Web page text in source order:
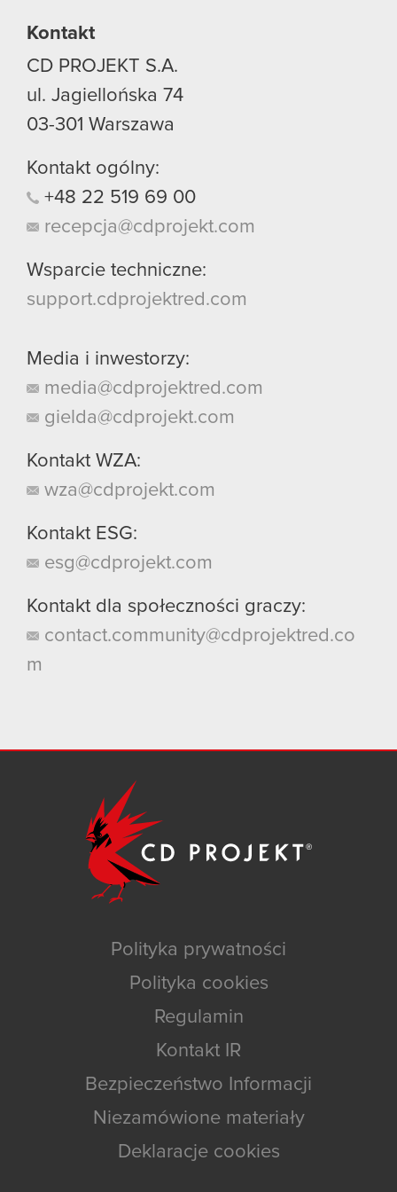
Kontakt
CD PROJEKT S.A.
ul. Jagiellońska 74
03-301 Warszawa
Kontakt ogólny:
+48 22 519 69 00
recepcja@cdprojekt.com
Wsparcie techniczne:
support.cdprojektred.com
Media i inwestorzy:
media@cdprojektred.com
gielda@cdprojekt.com
Kontakt WZA:
wza@cdprojekt.com
Kontakt ESG:
esg@cdprojekt.com
Kontakt dla społeczności graczy:
contact.community@cdprojektred.co
m
Polityka prywatności
Polityka cookies
Regulamin
Kontakt IR
Bezpieczeństwo Informacji
Niezamówione materiały
Deklaracje cookies